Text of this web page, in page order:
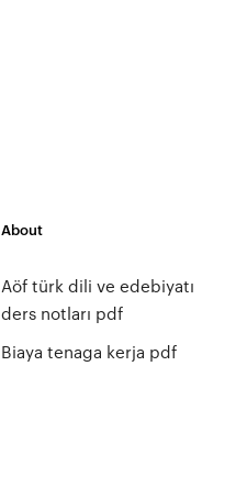
About
Aöf türk dili ve edebiyatı
ders notları pdf
Biaya tenaga kerja pdf